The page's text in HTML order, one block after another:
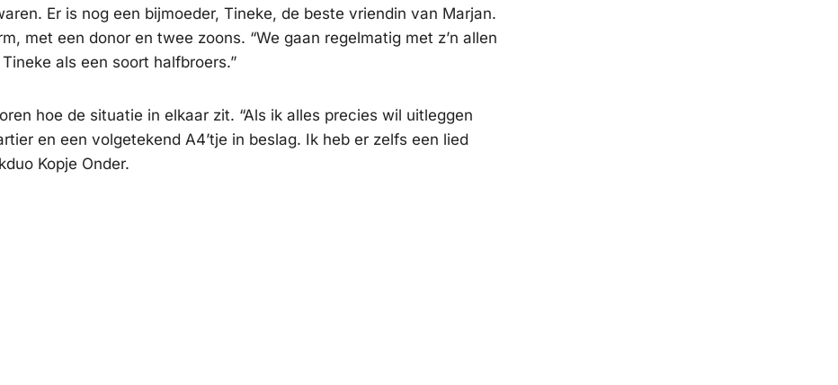
Er is nog een bijmoeder, Tineke, de beste vriendin van Marjan.
met een donor en twee zoons. “We gaan regelmatig met z’n allen
als een soort halfbroers.”
hoe de situatie in elkaar zit. “Als ik alles precies wil uitleggen
en een volgetekend A4’tje in beslag. Ik heb er zelfs een lied
Kopje Onder.